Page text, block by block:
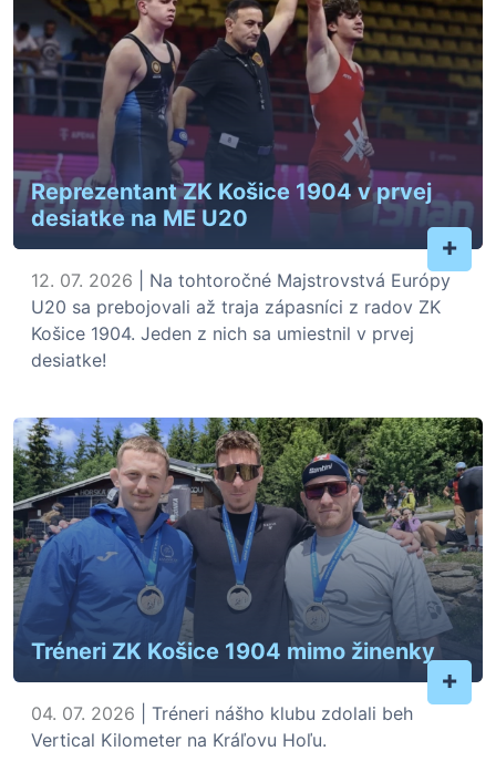
Reprezentant ZK Košice 1904 v prvej
desiatke na ME U20
+
12. 07. 2026 | Na tohtoročné Majstrovstvá Európy
U20 sa prebojovali až traja zápasníci z radov ZK
Košice 1904. Jeden z nich sa umiestnil v prvej
desiatke!
Tréneri ZK Košice 1904 mimo žinenky
+
04. 07. 2026 | Tréneri nášho klubu zdolali beh
Vertical Kilometer na Kráľovu Hoľu.